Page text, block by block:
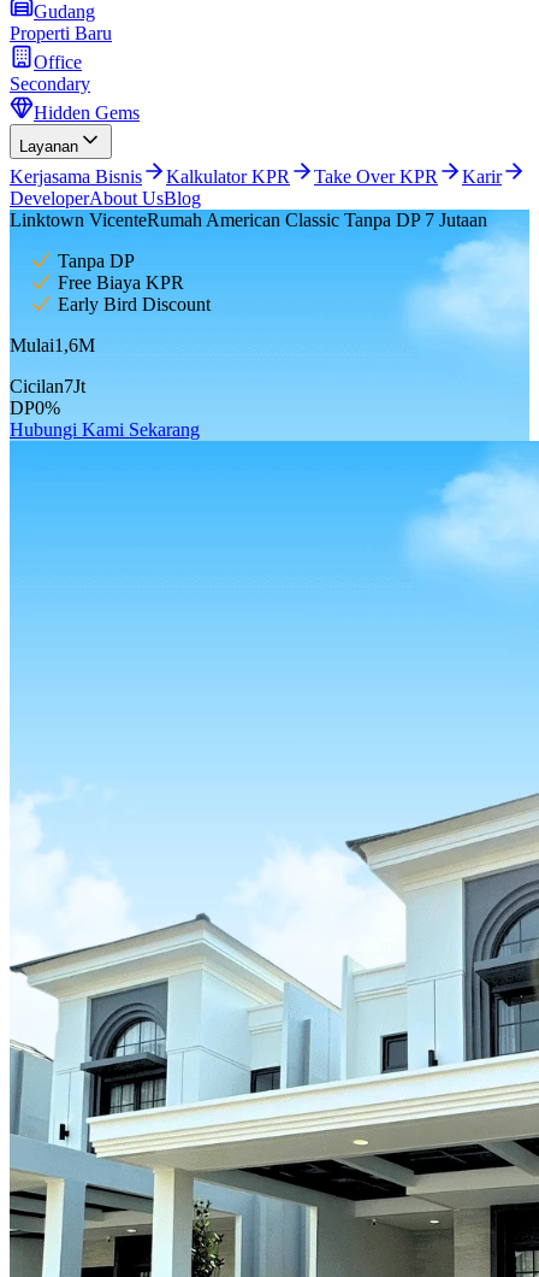
Gudang
Properti Baru
Office
Secondary
Hidden Gems
Layanan
Kerjasama Bisnis Kalkulator KPR Take Over KPR
Karir
DeveloperAbout UsBlog
Linktown VicenteRumah American Classic Tanpa DP 7 Jutaan
Tanpa DP
Free Biaya KPR
Early Bird Discount
Mulai1,6M
Cicilan7Jt
DP0%
Hubungi Kami Sekarang